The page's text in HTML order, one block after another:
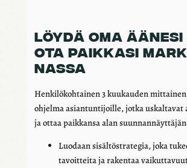
LÖYDÄ OMA ÄÄNESI
OTA PAIK­KASI
NASSA
Henki­lö­koh­tai­nen 3 kuukau­den
oh­jelma asian­tun­ti­joille, jotka uskal­ta­vat
ja ottaa paik­kansa alan
Luodaan sisäl­tö­stra­te­gia, joka
tavoit­teita ja raken­taa